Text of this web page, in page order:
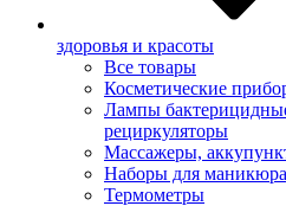
здоровья и красоты
Все товары
Косметические
Лампы
рециркуляторы
Массажеры,
Наборы для
Термометры